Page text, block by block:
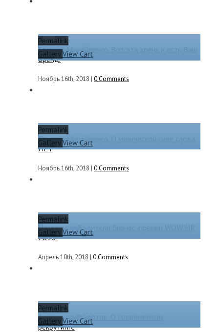
Permalink
GalleryView Cart
Евгений Михайленко. Вот эта хрень и есть Ваш
бренд.
Ноябрь 16th, 2018 | 0 Comments
Permalink
GalleryView Cart
Евгений Михайленко. О магической силе слова
НЕТ
Ноябрь 16th, 2018 | 0 Comments
Permalink
GalleryView Cart
Названы победители бизнес-премии WOW!HR
2018
Апрель 10th, 2018 | 0 Comments
Permalink
GalleryView Cart
Александр Федотов. О современном
рекрутинге